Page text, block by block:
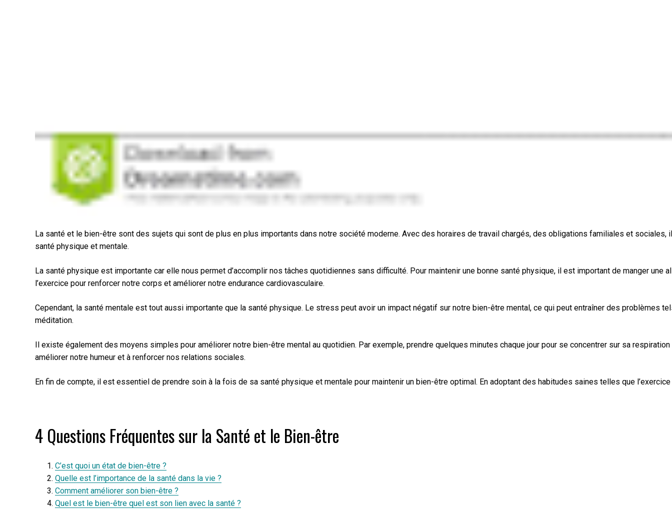
La santé et le bien-être sont des sujets qui sont de plus en plus importants dans notre société moderne. Avec des horaires de travail chargés, des obligations familiales et
santé physique et mentale.
La santé physique est importante car elle nous permet d’accomplir nos tâches quotidiennes sans difficulté. Pour maintenir une bonne santé physique, il est important de manger
l’exercice pour renforcer notre corps et améliorer notre endurance cardiovasculaire.
Cependant, la santé mentale est tout aussi importante que la santé physique. Le stress peut avoir un impact négatif sur notre bien-être mental, ce qui peut entraîner des
méditation.
Il existe également des moyens simples pour améliorer notre bien-être mental au quotidien. Par exemple, prendre quelques minutes chaque jour pour se concentrer sur sa
améliorer notre humeur et à renforcer nos relations sociales.
En fin de compte, il est essentiel de prendre soin à la fois de sa santé physique et mentale pour maintenir un bien-être optimal. En adoptant des habitudes saines telles que
4 Questions Fréquentes sur la Santé et le Bien-être
C’est quoi un état de bien-être ?
Quelle est l’importance de la santé dans la vie ?
Comment améliorer son bien-être ?
Quel est le bien-être quel est son lien avec la santé ?